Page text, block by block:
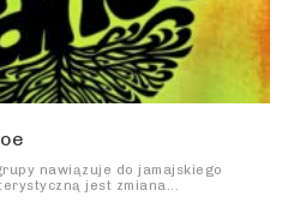
jest zmiana...